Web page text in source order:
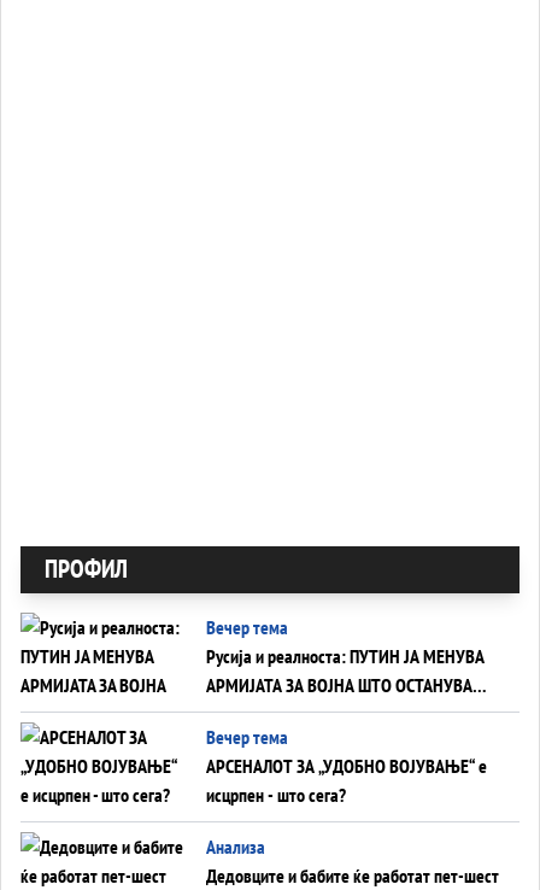
ПРОФИЛ
Вечер тема
Русија и реалноста: ПУТИН ЈА МЕНУВА
АРМИЈАТА ЗА ВОЈНА ШТО ОСТАНУВА
БЕЗ ФРОНТ
Вечер тема
АРСЕНАЛОТ ЗА „УДОБНО ВОЈУВАЊЕ“ е
исцрпен - што сега?
Анализа
Дедовците и бабите ќе работат пет-шест